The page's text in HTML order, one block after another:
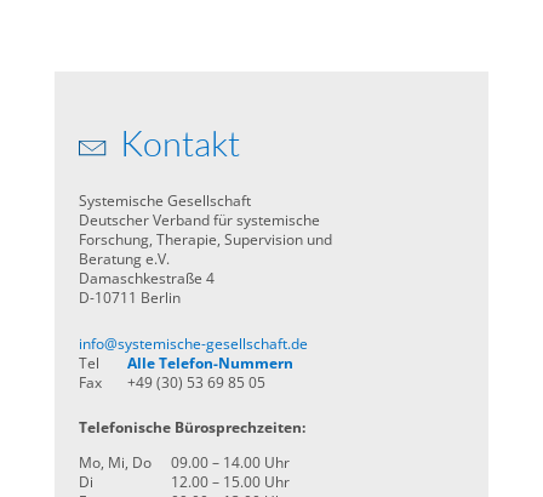
Kontakt
Systemische Gesellschaft
Deutscher Verband für systemische
Forschung, Therapie, Supervision und
Beratung e.V.
Damaschkestraße 4
D-10711 Berlin
info@systemische-gesellschaft.de
Tel
Alle Telefon-Nummern
Fax
+49 (30) 53 69 85 05
Telefonische Bürosprechzeiten:
Mo, Mi, Do
09.00 – 14.00 Uhr
Di
12.00 – 15.00 Uhr